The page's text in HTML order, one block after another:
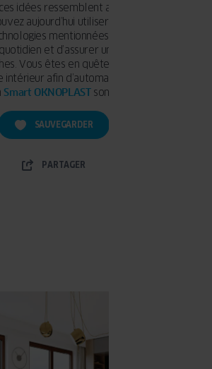
idées ressemblent aux scènes d’un film de
aujourd’hui utiliser dans vos foyers un
mentionnées ci-dessus, ceci afin de
et d’assurer une plus grande
Vous êtes en quête de solutions
afin d’automatiser vos portes et
Smart OKNOPLASTsont faites pour vous.
SAUVEGARDER
PARTAGER